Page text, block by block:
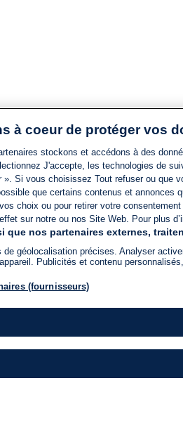
à coeur de protéger vos
stockons et accédons à des
J'accepte, les technologies de
». Si vous choisissez Tout refuser ou
que certains contenus et annonces
choix ou pour retirer votre
sur notre ou nos Site Web. Pour plus
que nos partenaires externes,
de géolocalisation précises. Analyser
Publicités et contenu
(fournisseurs)